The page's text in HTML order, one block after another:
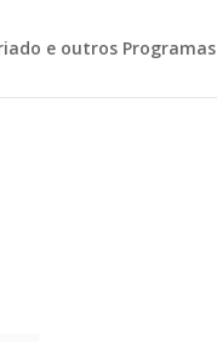
e outros Programas